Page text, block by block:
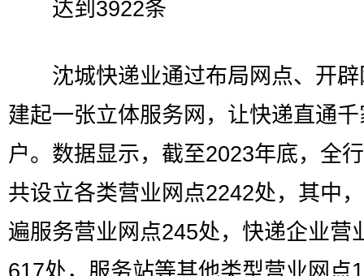
达到3922条
沈城快递业通过布局网点、开辟
建起一张立体服务网，让快递直通
户。数据显示，截至2023年底，全
共设立各类营业网点2242处，其中
遍服务营业网点245处，快递企业营
617处，服务站等其他类型营业网点